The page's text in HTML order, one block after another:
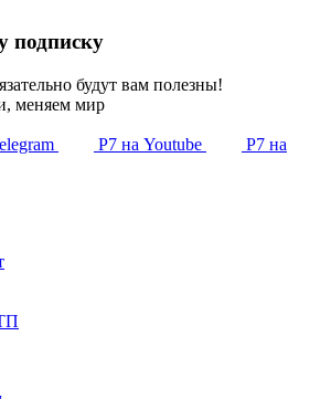
подписку
будут вам полезны!
меняем мир
Р7 на Youtube Р7 на